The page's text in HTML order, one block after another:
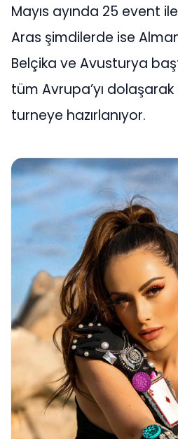
Mayıs ayında 25 event
Aras şimdilerde ise
Belçika ve Avusturya
tüm Avrupa’yı
turneye hazırlanıyor.